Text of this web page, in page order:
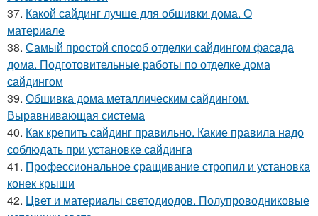
37. Какой сайдинг лучше для обшивки дома. О
материале
38. Самый простой способ отделки сайдингом фасада
дома. Подготовительные работы по отделке дома
сайдингом
39. Обшивка дома металлическим сайдингом.
Выравнивающая система
40. Как крепить сайдинг правильно. Какие правила надо
соблюдать при установке сайдинга
41. Профессиональное сращивание стропил и установка
конек крыши
42. Цвет и материалы светодиодов. Полупроводниковые